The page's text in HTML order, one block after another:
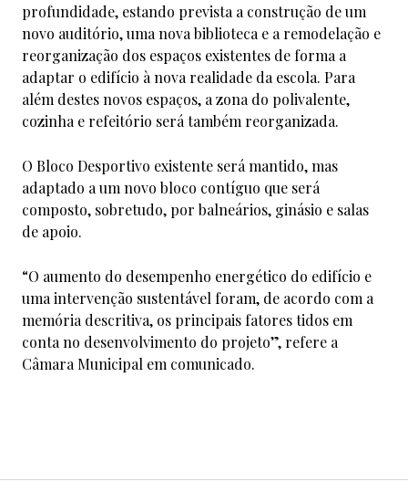
profundidade, estando prevista a construção de um
novo auditório, uma nova biblioteca e a remodelação e
reorganização dos espaços existentes de forma a
adaptar o edifício à nova realidade da escola. Para
além destes novos espaços, a zona do polivalente,
cozinha e refeitório será também reorganizada.
O Bloco Desportivo existente será mantido, mas
adaptado a um novo bloco contíguo que será
composto, sobretudo, por balneários, ginásio e salas
de apoio.
“O aumento do desempenho energético do edifício e
uma intervenção sustentável foram, de acordo com a
memória descritiva, os principais fatores tidos em
conta no desenvolvimento do projeto”, refere a
Câmara Municipal em comunicado.